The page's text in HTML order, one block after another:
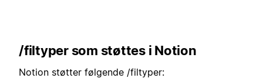
/filtyper som støttes i Notion
Notion støtter følgende /filtyper: